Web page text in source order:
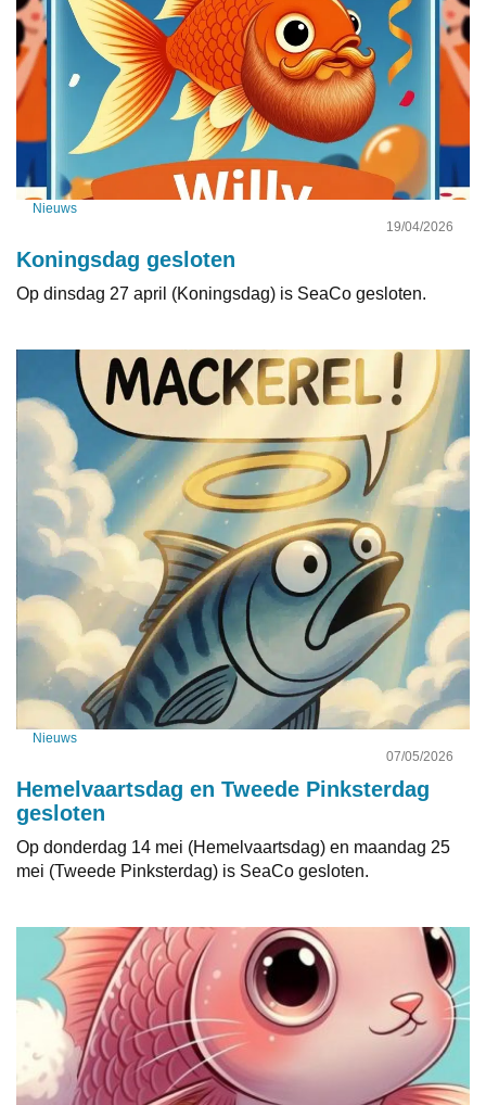
Nieuws
19/04/2026
Koningsdag gesloten
Op dinsdag 27 april (Koningsdag) is SeaCo gesloten.
Nieuws
07/05/2026
Hemelvaartsdag en Tweede Pinksterdag
gesloten
Op donderdag 14 mei (Hemelvaartsdag) en maandag 25
mei (Tweede Pinksterdag) is SeaCo gesloten.